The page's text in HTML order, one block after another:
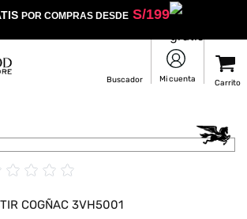
POR COMPRAS DESDES/199
☆ ☆ ☆ ☆
COGÑAC 3VH5001